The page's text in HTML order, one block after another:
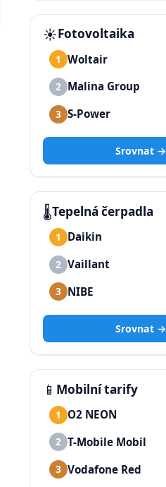
☀️Fotovoltaika
1 Woltair
2 Malina Group
3 S-Power
Srovnat →
🌡️Tepelná čerpadla
1 Daikin
2 Vaillant
3 NIBE
Srovnat →
📱 Mobilní tarify
1 O2 NEON
2 T-Mobile Mobil
3 Vodafone Red